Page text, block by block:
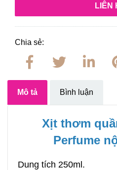
LIÊN
Chia sẻ:
Mô tả Bình luận
Xịt thơm
Perfume
Dung tích 250ml.